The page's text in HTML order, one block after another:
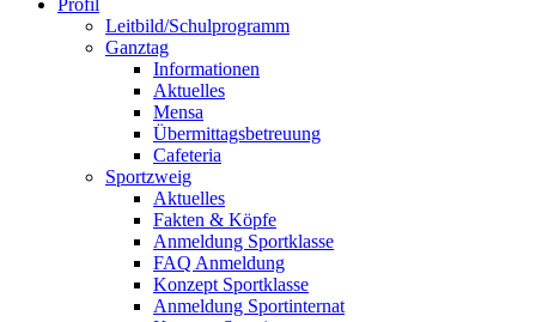
Profil
Leitbild/Schulprogramm
Ganztag
Informationen
Aktuelles
Mensa
Übermittagsbetreuung
Cafeteria
Sportzweig
Aktuelles
Fakten & Köpfe
Anmeldung Sportklasse
FAQ Anmeldung
Konzept Sportklasse
Anmeldung Sportinternat